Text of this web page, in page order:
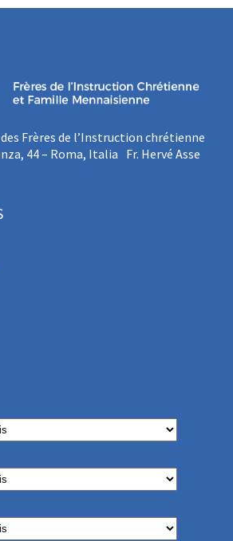
Frères de l’Instruction chrétienne
44 – Roma, Italia Fr. Hervé Asse